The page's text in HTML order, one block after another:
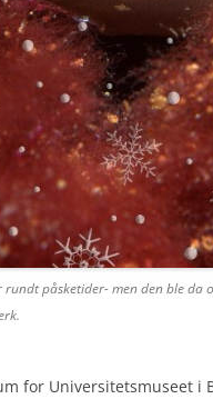
påsketider- men den ble da
for Universitetsmuseet i